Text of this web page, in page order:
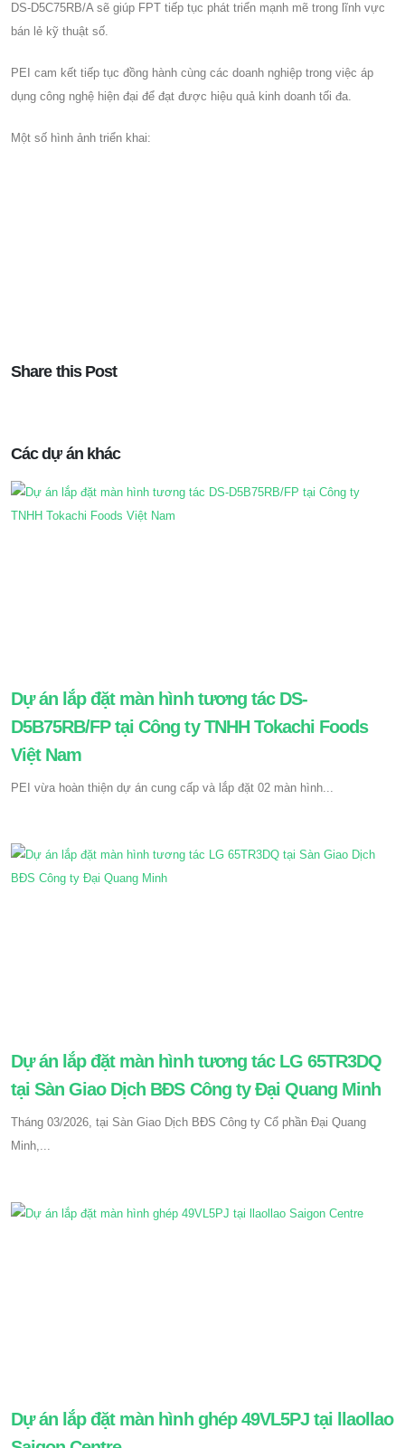
DS-D5C75RB/A sẽ giúp FPT tiếp tục phát triển mạnh mẽ trong lĩnh vực
bán lẻ kỹ thuật số.
PEI cam kết tiếp tục đồng hành cùng các doanh nghiệp trong việc áp
dụng công nghệ hiện đại để đạt được hiệu quả kinh doanh tối đa.
Một số hình ảnh triển khai:
Share this Post
Các dự án khác
Dự án lắp đặt màn hình tương tác DS-
D5B75RB/FP tại Công ty TNHH Tokachi Foods
Việt Nam
PEI vừa hoàn thiện dự án cung cấp và lắp đặt 02 màn hình...
Dự án lắp đặt màn hình tương tác LG 65TR3DQ
tại Sàn Giao Dịch BĐS Công ty Đại Quang Minh
Tháng 03/2026, tại Sàn Giao Dịch BĐS Công ty Cổ phần Đại Quang
Minh,...
Dự án lắp đặt màn hình ghép 49VL5PJ tại llaollao